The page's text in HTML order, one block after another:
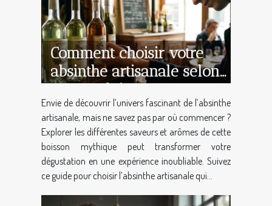
Comment choisir votre
absinthe artisanale selon
votre palais ?
Envie de découvrir l’univers fascinant de l’absinthe
artisanale, mais ne savez pas par où commencer ?
Explorer les différentes saveurs et arômes de cette
boisson mythique peut transformer votre
dégustation en une expérience inoubliable. Suivez
ce guide pour choisir l’absinthe artisanale qui...